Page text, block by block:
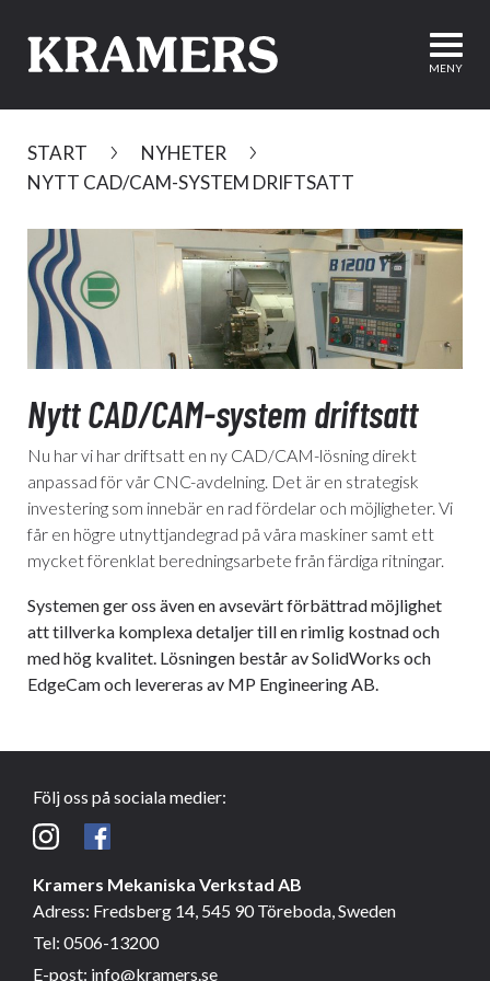
MENY
START
NYHETER
NYTT CAD/CAM-SYSTEM DRIFTSATT
Nytt CAD/CAM-system driftsatt
Nu har vi har driftsatt en ny CAD/CAM-lösning direkt
anpassad för vår CNC-avdelning. Det är en strategisk
investering som innebär en rad fördelar och möjligheter. Vi
får en högre utnyttjandegrad på våra maskiner samt ett
mycket förenklat beredningsarbete från färdiga ritningar.
Systemen ger oss även en avsevärt förbättrad möjlighet
att tillverka komplexa detaljer till en rimlig kostnad och
med hög kvalitet. Lösningen består av SolidWorks och
EdgeCam och levereras av MP Engineering AB.
Följ oss på sociala medier:
Kramers Mekaniska Verkstad AB
Adress: Fredsberg 14, 545 90 Töreboda, Sweden
Tel: 0506-13200
E-post: info@kramers.se